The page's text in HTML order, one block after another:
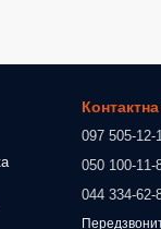
097 505-12-
050 100-11-
044 334-62-